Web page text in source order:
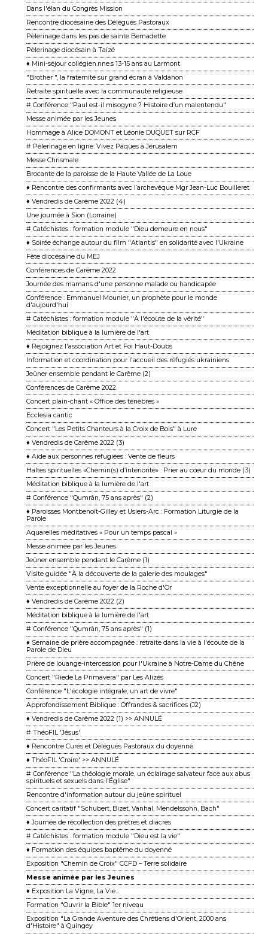
Dans l'élan du Congrès Mission
Rencontre diocésaine des Délégués Pastoraux
Pèlerinage dans les pas de sainte Bernadette
Pèlerinage diocésain à Taizé
♦ Mini-séjour collégien.nne.s 13-15 ans au Larmont
"Brother ", la fraternité sur grand écran à Valdahon
Retraite spirituelle avec la communauté religieuse
# Conférence "Paul est-il misogyne ? Histoire d’un malentendu"
Messe animée par les Jeunes
Hommage à Alice DOMONT et Léonie DUQUET sur RCF
# Pèlerinage en ligne: Vivez Pâques à Jérusalem
Messe Chrismale
Brocante de la paroisse de la Haute Vallée de La Loue
♦ Rencontre des confirmants avec l’archevêque Mgr Jean-Luc Bouilleret
♦ Vendredis de Carême 2022 (4)
Une journée à Sion (Lorraine)
# Catéchistes : formation module "Dieu demeure en nous"
♦ Soirée échange autour du film "Atlantis" en solidarité avec l'Ukraine
Fête diocésaine du MEJ
Conférences de Carême 2022
Journée des mamans d'une personne malade ou handicapée
Conférence : Emmanuel Mounier, un prophète pour le monde
d'aujourd'hui
# Catéchistes : formation module "À l'écoute de la vérité"
Méditation biblique à la lumière de l'art
♦ Rejoignez l'association Art et Foi Haut-Doubs
Information et coordination pour l'accueil des réfugiés ukrainiens
Jeûner ensemble pendant le Carême (2)
Conférences de Carême 2022
Concert plain-chant « Office des ténèbres »
Ecclesia cantic
Concert "Les Petits Chanteurs à la Croix de Bois" à Lure
♦ Vendredis de Carême 2022 (3)
♦ Aide aux personnes réfugiées : Vente de fleurs
Haltes spirituelles «Chemin(s) d’intériorité» : Prier au cœur du monde (3)
Méditation biblique à la lumière de l'art
# Conférence "Qumrân, 75 ans après" (2)
♦ Paroisses Montbenoît-Gilley et Usiers-Arc : Formation Liturgie de la
Parole
Aquarelles méditatives « Pour un temps pascal »
Messe animée par les Jeunes
Jeûner ensemble pendant le Carême (1)
Visite guidée "À la découverte de la galerie des moulages"
Vente exceptionnelle au foyer de la Roche d'Or
♦ Vendredis de Carême 2022 (2)
Méditation biblique à la lumière de l'art
# Conférence "Qumrân, 75 ans après" (1)
♦ Semaine de prière accompagnée : retraite dans la vie à l'écoute de la
Parole de Dieu
Prière de louange-intercession pour l'Ukraine à Notre-Dame du Chêne
Concert "Riede La Primavera" par Les Alizés
Conférence "L'écologie intégrale, un art de vivre"
Approfondissement Biblique : Offrandes & sacrifices (J2)
♦ Vendredis de Carême 2022 (1) >> ANNULÉ
# ThéoFIL 'Jésus'
♦ Rencontre Curés et Délégués Pastoraux du doyenné
♦ ThéoFIL 'Croire' >> ANNULÉ
# Conférence "La théologie morale, un éclairage salvateur face aux abus
spirituels et sexuels dans l'Église"
Rencontre d'information autour du jeûne spirituel
Concert caritatif "Schubert, Bizet, Vanhal, Mendelssohn, Bach"
♦ Journée de récollection des prêtres et diacres
# Catéchistes : formation module "Dieu est la vie"
♦ Formation des équipes baptême du doyenné
Exposition "Chemin de Croix" CCFD – Terre solidaire
Messe animée par les Jeunes
♦ Exposition La Vigne, La Vie...
Formation "Ouvrir la Bible" 1er niveau
Exposition "La Grande Aventure des Chrétiens d'Orient, 2000 ans
d'Histoire" à Quingey